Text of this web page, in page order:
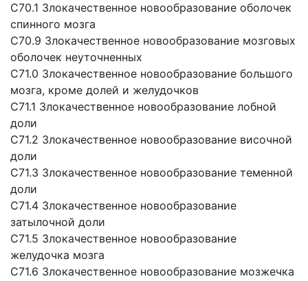
C70.1 Злокачественное новообразование оболочек
спинного мозга
C70.9 Злокачественное новообразование мозговых
оболочек неуточненных
C71.0 Злокачественное новообразование большого
мозга, кроме долей и желудочков
C71.1 Злокачественное новообразование лобной
доли
C71.2 Злокачественное новообразование височной
доли
C71.3 Злокачественное новообразование теменной
доли
C71.4 Злокачественное новообразование
затылочной доли
C71.5 Злокачественное новообразование
желудочка мозга
C71.6 Злокачественное новообразование мозжечка